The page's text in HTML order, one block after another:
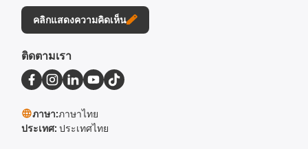
คลิกแสดงความคิดเห็น
ติดตามเรา
ภาษา:ภาษาไทย
ประเทศ: ประเทศไทย